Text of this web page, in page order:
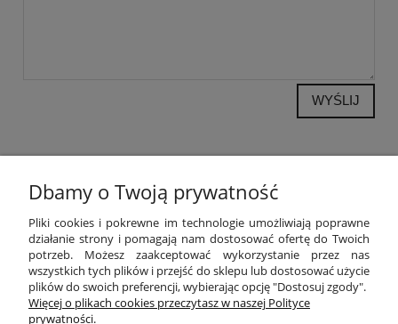
WYŚLIJ
POMOC
MOJE KONTO
PŁATNOŚCI I DOSTAWA
Dbamy o Twoją prywatność
Pliki cookies i pokrewne im technologie umożliwiają poprawne
działanie strony i pomagają nam dostosować ofertę do Twoich
potrzeb. Możesz zaakceptować wykorzystanie przez nas
wszystkich tych plików i przejść do sklepu lub dostosować użycie
plików do swoich preferencji, wybierając opcję "Dostosuj zgody".
Więcej o plikach cookies przeczytasz w naszej Polityce
prywatności.